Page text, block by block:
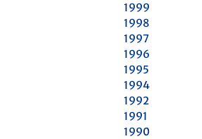
1999
1998
1997
1996
1995
1994
1992
1991
1990